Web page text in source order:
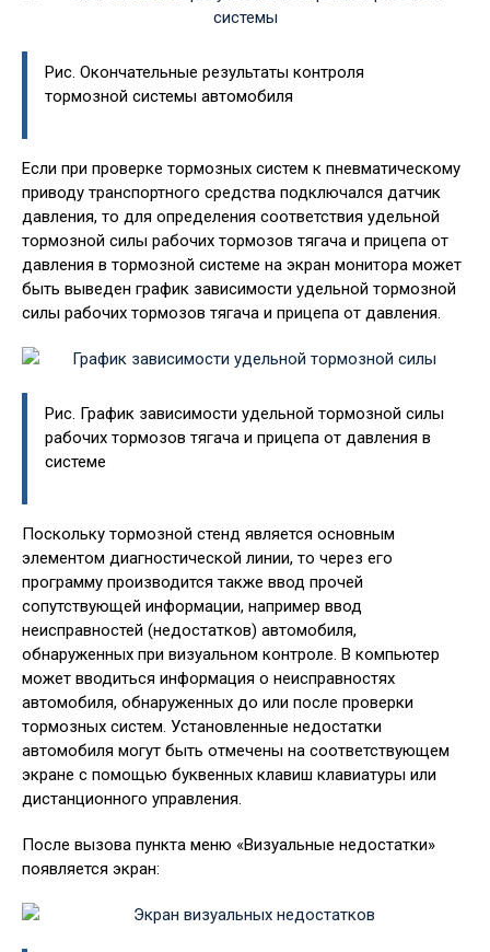
Рис. Окончательные результаты контроля
тормозной системы автомобиля
Если при проверке тормозных систем к пневматическому
приводу транспортного средства подключался датчик
давления, то для определения соответствия удельной
тормозной силы рабочих тормозов тягача и прицепа от
давления в тормозной системе на экран монитора может
быть выведен график зависимости удельной тормозной
силы рабочих тормозов тягача и прицепа от давления.
Рис. График зависимости удельной тормозной силы
рабочих тормозов тягача и прицепа от давления в
системе
Поскольку тормозной стенд является основным
элементом диагностической линии, то через его
программу производится также ввод прочей
сопутствующей информации, например ввод
неисправностей (недостатков) автомобиля,
обнаруженных при визуальном контроле. В компьютер
может вводиться информация о неисправностях
автомобиля, обнаруженных до или после проверки
тормозных систем. Установленные недостатки
автомобиля могут быть отмечены на соответствующем
экране с помощью буквенных клавиш клавиатуры или
дистанционного управления.
После вызова пункта меню «Визуальные недостатки»
появляется экран: